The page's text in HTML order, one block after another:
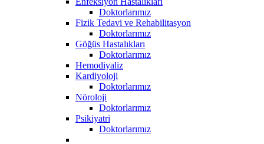
Doktorlarımız
Fizik Tedavi ve Rehabilitasyon
Doktorlarımız
Göğüs Hastalıkları
Doktorlarımız
Hemodiyaliz
Kardiyoloji
Doktorlarımız
Nöroloji
Doktorlarımız
Psikiyatri
Doktorlarımız